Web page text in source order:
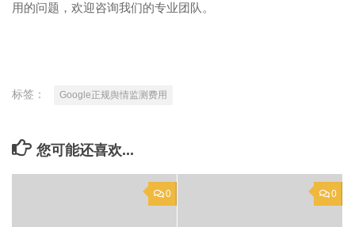
用的问题，欢迎咨询我们的专业团队。
标签： Google正规舆情监测费用
您可能还喜欢...
0 0